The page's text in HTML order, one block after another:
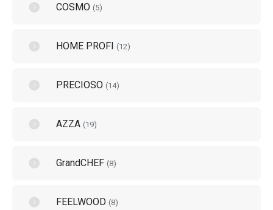
COSMO (5)
HOME PROFI (12)
PRECIOSO (14)
AZZA (19)
GrandCHEF (8)
FEELWOOD (8)